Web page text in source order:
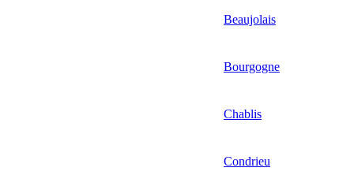
Beaujolais
Bourgogne
Chablis
Condrieu